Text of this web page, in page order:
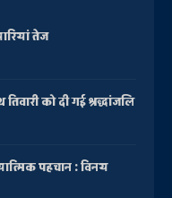
तेज
को दी गई श्रद्धांजलि
पहचान : विनय